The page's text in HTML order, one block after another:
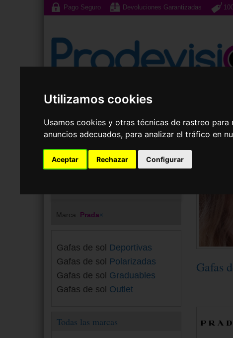
Utilizamos cookies
Usamos cookies y otras técnicas de rastreo
anuncios adecuados, para analizar el tráfico en
Aceptar Rechazar Configurar
Pago Seguro Devoluciones Garantizadas
Gafas de Sol
Marca: Prada×
Gafas de sol Deportivas
Gafas de sol Polarizadas
Gafas de sol Graduables
Gafas de sol Outlet
Todas las marcas
Gafas